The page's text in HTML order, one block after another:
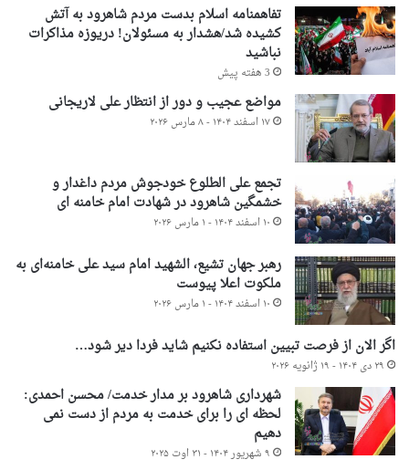
تفاهمنامه اسلام بدست مردم شاهرود به آتش
کشیده شد/هشدار به مسئولان! دریوزه مذاکرات
نباشید
3 هفته پیش
مواضع عجیب و دور از انتظار علی لاریجانی
۱۷ اسفند ۱۴۰۴ - ۸ مارس ۲۰۲۶
تجمع علی الطلوع خودجوش مردم داغدار و
خشمگین شاهرود در شهادت امام خامنه ای
۱۰ اسفند ۱۴۰۴ - ۱ مارس ۲۰۲۶
رهبر جهان تشیع، الشهید امام سید علی خامنه‌ای به
ملکوت اعلا پیوست
۱۰ اسفند ۱۴۰۴ - ۱ مارس ۲۰۲۶
اگر الان از فرصت تبیین استفاده نکنیم شاید فردا دیر شود…
۲۹ دی ۱۴۰۴ - ۱۹ ژانویه ۲۰۲۶
شهرداری شاهرود بر مدار خدمت/ محسن احمدی:
لحظه ای را برای خدمت به مردم از دست نمی
دهیم
۹ شهریور ۱۴۰۴ - ۳۱ اوت ۲۰۲۵